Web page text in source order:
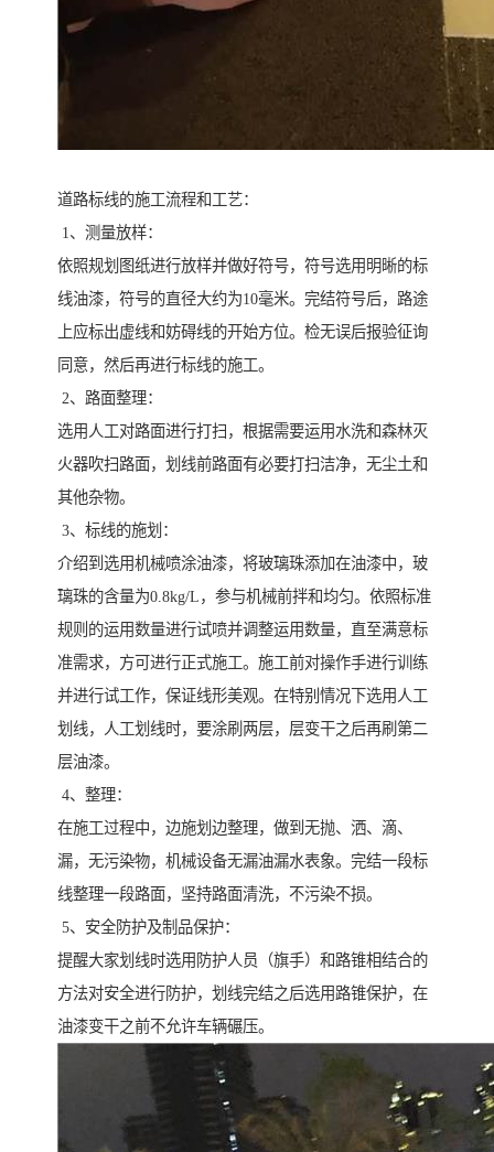
道路标线的施工流程和工艺：
1、测量放样：
依照规划图纸进行放样并做好符号，符号选用明晰的标
线油漆，符号的直径大约为10毫米。完结符号后，路途
上应标出虚线和妨碍线的开始方位。检无误后报验征询
同意，然后再进行标线的施工。
2、路面整理：
选用人工对路面进行打扫，根据需要运用水洗和森林灭
火器吹扫路面，划线前路面有必要打扫洁净，无尘土和
其他杂物。
3、标线的施划：
介绍到选用机械喷涂油漆，将玻璃珠添加在油漆中，玻
璃珠的含量为0.8kg/L，参与机械前拌和均匀。依照标准
规则的运用数量进行试喷并调整运用数量，直至满意标
准需求，方可进行正式施工。施工前对操作手进行训练
并进行试工作，保证线形美观。在特别情况下选用人工
划线，人工划线时，要涂刷两层，层变干之后再刷第二
层油漆。
4、整理：
在施工过程中，边施划边整理，做到无抛、洒、滴、
漏，无污染物，机械设备无漏油漏水表象。完结一段标
线整理一段路面，坚持路面清洗，不污染不损。
5、安全防护及制品保护：
提醒大家划线时选用防护人员（旗手）和路锥相结合的
方法对安全进行防护，划线完结之后选用路锥保护，在
油漆变干之前不允许车辆碾压。